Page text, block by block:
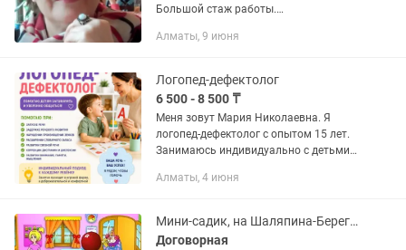
Большой стаж работы.
Репетитор, более 300 положительных
быстро,...
Алматы, 9 июня
Логопед-дефектолог
6 500 - 8 500 ₸
Меня зовут Мария Николаевна. Я
логопед-дефектолог с опытом 15 лет.
Занимаюсь индивидуально с детьми
Алматы, 4 июня
Мини-садик, на Шаляпина-Берегового! Услуги няни
Договорная